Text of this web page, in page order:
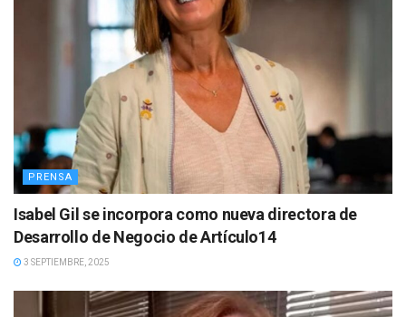
PRENSA
Isabel Gil se incorpora como nueva directora de
Desarrollo de Negocio de Artículo14
3 SEPTIEMBRE, 2025